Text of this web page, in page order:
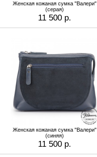
Женская кожаная сумка "Валери"
(серая)
11 500 р.
Женская кожаная сумка "Валери"
(синяя)
11 500 р.